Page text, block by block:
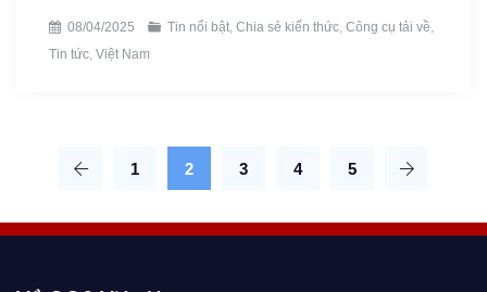
08/04/2025 Tin nổi bật, Chia sẻ kiến thức, Công cụ tải về
Tin tức Việt Nam
1 2 3 4 5